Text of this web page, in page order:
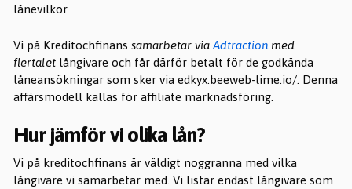
lånevilkor.
Vi på Kreditochfinans samarbetar via Adtractionmed
flertalet långivare och får därför betalt för de godkända
låneansökningar som sker via edkyx.beeweb-lime.io/. Denna
affärsmodell kallas för affiliate marknadsföring.
Hur jämför vi olika lån?
Vi på kreditochfinans är väldigt noggranna med vilka
långivare vi samarbetar med. Vi listar endast långivare som